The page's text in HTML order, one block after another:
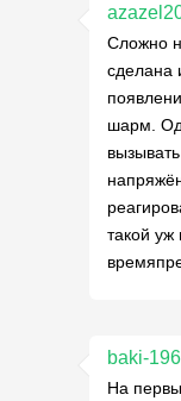
Сложно
сделана
шарм.
такой
baki-
На